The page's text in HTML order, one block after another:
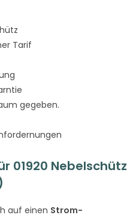
Tarif
gegeben.
01920 Nebelschütz
auf einen Strom-